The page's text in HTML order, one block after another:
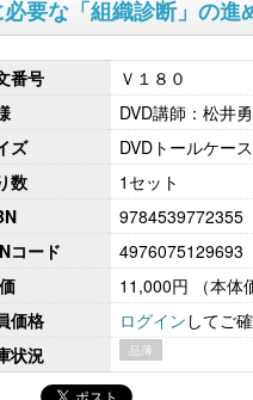
要な「組織診断」の進
番号
Ｖ１８０
DVD講師：松井
ズ
DVDトールケース
数
1セット
9784539772355
コード
4976075129693
11,000円
（本
価格
ログイン してご
状況
品薄
暴力防止法（日本版DBS）対応実務
書式集